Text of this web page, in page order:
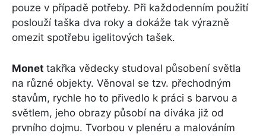
pouze v případě potřeby. Při každodenním použití
poslouží taška dva roky a dokáže tak výrazně
omezit spotřebu igelitových tašek.
Monet takřka vědecky studoval působení světla
na různé objekty. Věnoval se tzv. přechodným
stavům, rychle ho to přivedlo k práci s barvou a
světlem, jeho obrazy působí na diváka již od
prvního dojmu. Tvorbou v plenéru a malováním